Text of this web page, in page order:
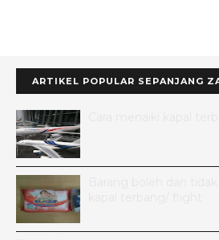
ARTIKEL POPULAR SEPANJANG